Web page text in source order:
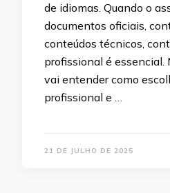
de idiomas. Quando o
documentos oficiais,
conteúdos técnicos,
profissional é essencial.
vai entender como
profissional e …
21 DE JULHO DE 2025